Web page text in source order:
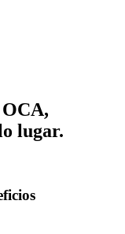
OCA,
lugar.